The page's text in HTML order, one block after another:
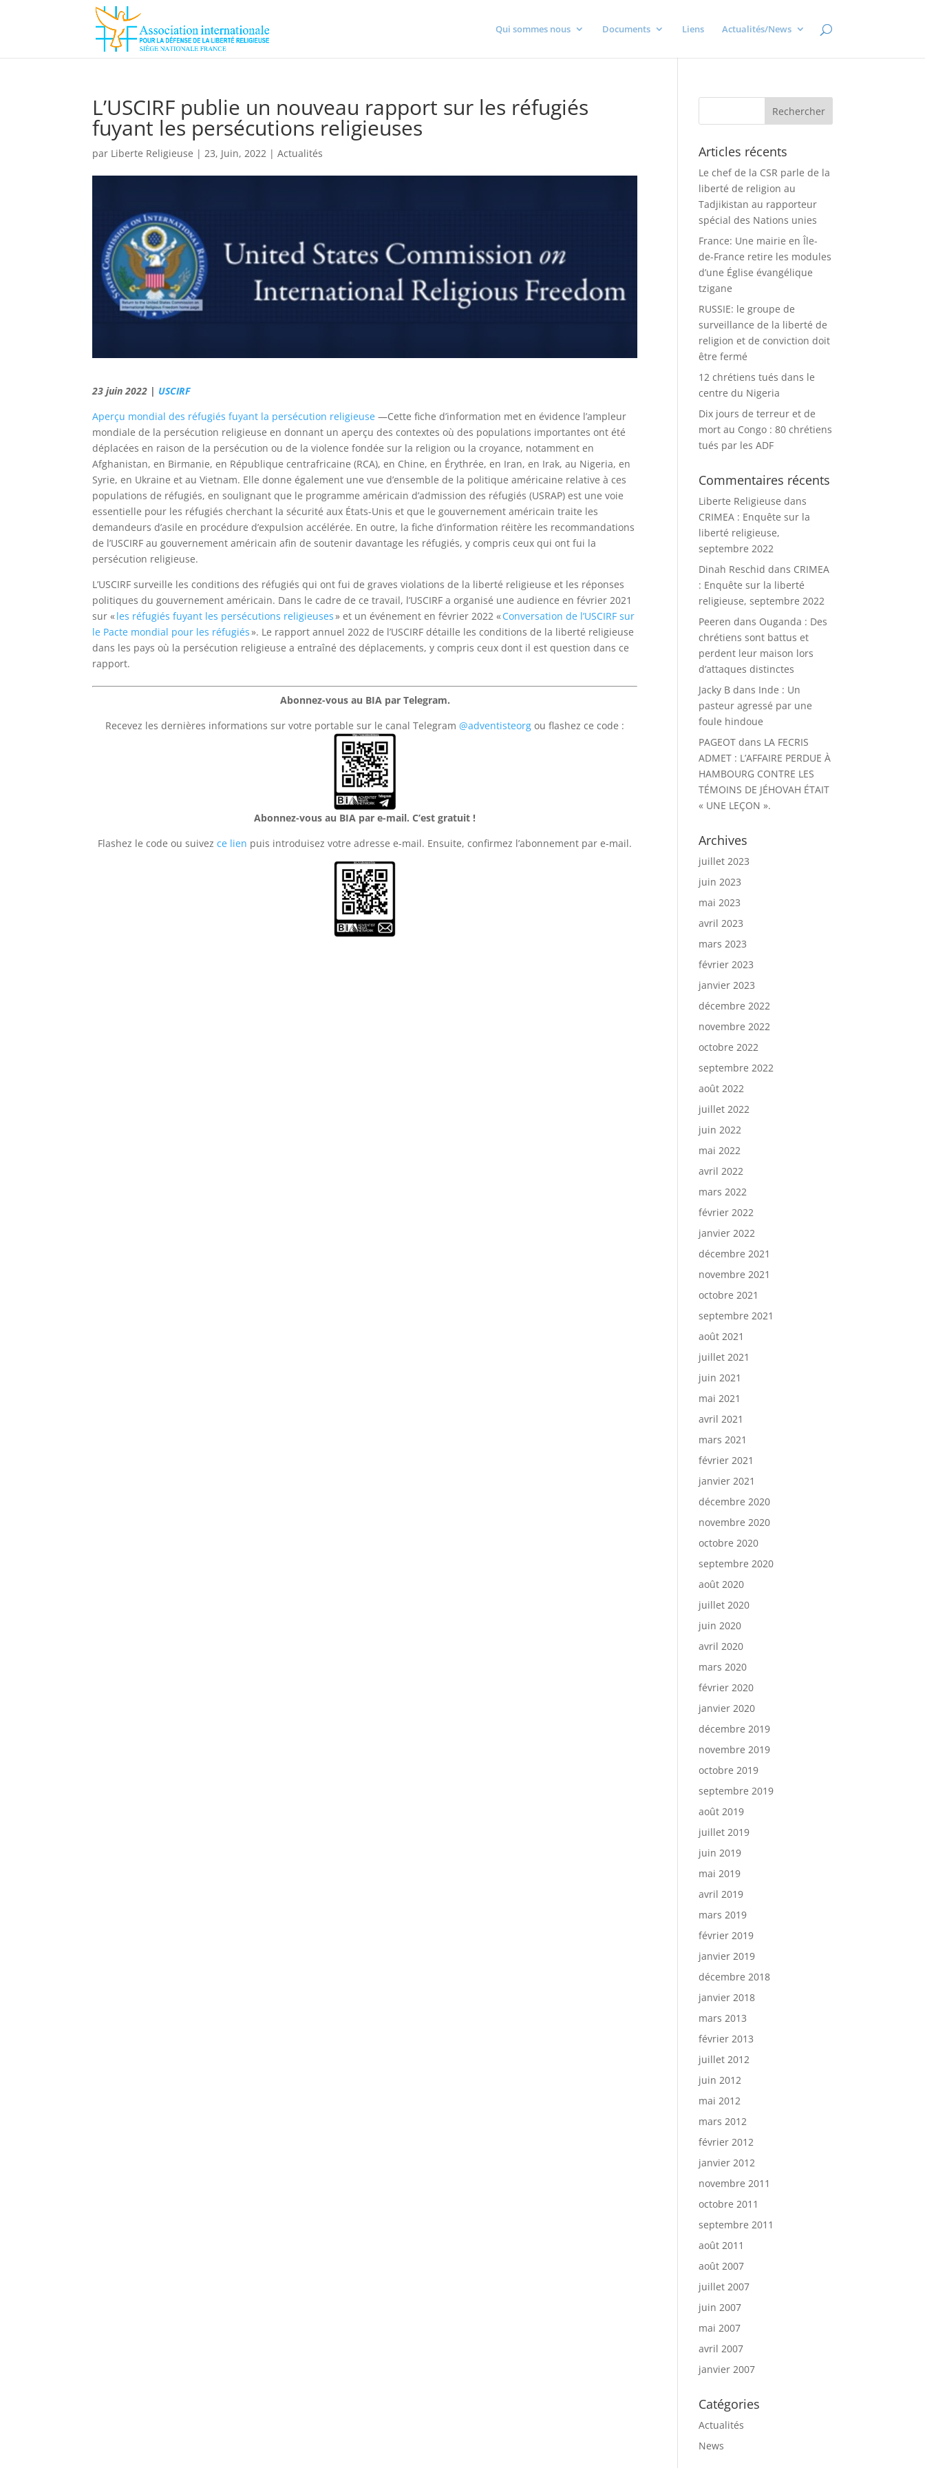
Qui sommes nous Documents Liens Actualités/News
L’USCIRF publie un nouveau rapport sur les réfugiés
fuyant les persécutions religieuses
par Liberte Religieuse |23, Juin, 2022 |Actualités
23 juin 2022 | USCIRF
Aperçu mondial des réfugiés fuyant la persécution religieuse —Cette fiche d’information met en évidence l’ampleur
mondiale de la persécution religieuse en donnant un aperçu des contextes où des populations importantes ont été
déplacées en raison de la persécution ou de la violence fondée sur la religion ou la croyance, notamment en
Afghanistan, en Birmanie, en République centrafricaine (RCA), en Chine, en Érythrée, en Iran, en Irak, au Nigeria, en
Syrie, en Ukraine et au Vietnam. Elle donne également une vue d’ensemble de la politique américaine relative à ces
populations de réfugiés, en soulignant que le programme américain d’admission des réfugiés (USRAP) est une voie
essentielle pour les réfugiés cherchant la sécurité aux États-Unis et que le gouvernement américain traite les
demandeurs d’asile en procédure d’expulsion accélérée. En outre, la fiche d’information réitère les recommandations
de l’USCIRF au gouvernement américain afin de soutenir davantage les réfugiés, y compris ceux qui ont fui la
persécution religieuse.
L’USCIRF surveille les conditions des réfugiés qui ont fui de graves violations de la liberté religieuse et les réponses
politiques du gouvernement américain. Dans le cadre de ce travail, l’USCIRF a organisé une audience en février 2021
sur «les réfugiés fuyant les persécutions religieuses» et un événement en février 2022 «Conversation de l’USCIRF sur
le Pacte mondial pour les réfugiés». Le rapport annuel 2022 de l’USCIRF détaille les conditions de la liberté religieuse
dans les pays où la persécution religieuse a entraîné des déplacements, y compris ceux dont il est question dans ce
rapport.
Abonnez-vous au BIA par Telegram.
Recevez les dernières informations sur votre portable sur le canal Telegram@adventisteorg ou flashez ce code :
Abonnez-vous au BIA par e-mail. C’est gratuit !
Flashez le code ou suivezce lien puis introduisez votre adresse e-mail. Ensuite, confirmez l’abonnement par e-mail.
Articles récents
Le chef de la CSR parle de la
liberté de religion au
Tadjikistan au rapporteur
spécial des Nations unies
France: Une mairie en Île-
de-France retire les modules
d’une Église évangélique
tzigane
RUSSIE: le groupe de
surveillance de la liberté de
religion et de conviction doit
être fermé
12 chrétiens tués dans le
centre du Nigeria
Dix jours de terreur et de
mort au Congo : 80 chrétiens
tués par les ADF
Commentaires récents
Liberte Religieuse dans
CRIMEA : Enquête sur la
liberté religieuse,
septembre 2022
Dinah Reschid dans CRIMEA
: Enquête sur la liberté
religieuse, septembre 2022
Peeren dans Ouganda : Des
chrétiens sont battus et
perdent leur maison lors
d’attaques distinctes
Jacky B dans Inde : Un
pasteur agressé par une
foule hindoue
PAGEOT dans LA FECRIS
ADMET : L’AFFAIRE PERDUE À
HAMBOURG CONTRE LES
TÉMOINS DE JÉHOVAH ÉTAIT
« UNE LEÇON ».
Archives
juillet 2023
juin 2023
mai 2023
avril 2023
mars 2023
février 2023
janvier 2023
décembre 2022
novembre 2022
octobre 2022
septembre 2022
août 2022
juillet 2022
juin 2022
mai 2022
avril 2022
mars 2022
février 2022
janvier 2022
décembre 2021
novembre 2021
octobre 2021
septembre 2021
août 2021
juillet 2021
juin 2021
mai 2021
avril 2021
mars 2021
février 2021
janvier 2021
décembre 2020
novembre 2020
octobre 2020
septembre 2020
août 2020
juillet 2020
juin 2020
avril 2020
mars 2020
février 2020
janvier 2020
décembre 2019
novembre 2019
octobre 2019
septembre 2019
août 2019
juillet 2019
juin 2019
mai 2019
avril 2019
mars 2019
février 2019
janvier 2019
décembre 2018
janvier 2018
mars 2013
février 2013
juillet 2012
juin 2012
mai 2012
mars 2012
février 2012
janvier 2012
novembre 2011
octobre 2011
septembre 2011
août 2011
août 2007
juillet 2007
juin 2007
mai 2007
avril 2007
janvier 2007
Catégories
Actualités
News